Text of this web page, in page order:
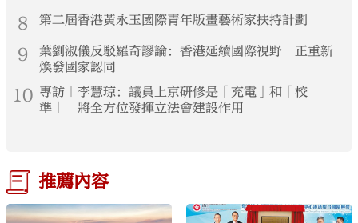
8 第二屆香港黃永玉國際青年版畫藝術家扶持計劃
9
葉劉淑儀反駁羅奇謬論：香港延續國際視野 正重新
煥發國家認同
10 專訪｜李慧琼：議員上京研修是「充電」和「校
準」 將全方位發揮立法會建設作用
推薦內容